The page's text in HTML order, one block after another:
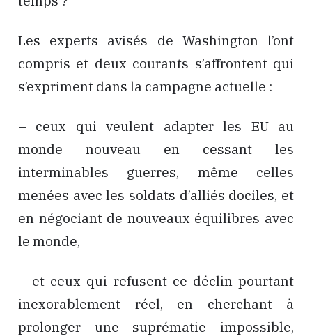
Les experts avisés de Washington l’ont
compris et deux courants s’affrontent qui
s’expriment dans la campagne actuelle :
– ceux qui veulent adapter les EU au
monde nouveau en cessant les
interminables guerres, même celles
menées avec les soldats d’alliés dociles, et
en négociant de nouveaux équilibres avec
le monde,
– et ceux qui refusent ce déclin pourtant
inexorablement réel, en cherchant à
prolonger une suprématie impossible,